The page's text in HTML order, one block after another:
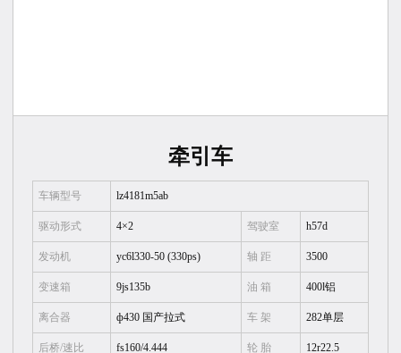
牵引车
车辆型号 lz4181m5ab
驱动形式 4×2 驾驶室 h57d
发动机 yc6l330-50 (330ps) 轴 距 3500
变速箱 9js135b 油 箱 400l铝
离合器 ф430 国产拉式 车 架 282单层
后桥/速比 fs160/4.444 轮 胎 12r22.5